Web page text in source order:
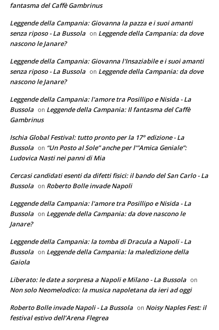
fantasma del Caffè Gambrinus
Leggende della Campania: Giovanna la pazza e i suoi amanti
senza riposo - La Bussola on Leggende della Campania: da dove
nascono le Janare?
Leggende della Campania: Giovanna l'Insaziabile e i suoi amanti
senza riposo - La Bussola on Leggende della Campania: da dove
nascono le Janare?
Leggende della Campania: l'amore tra Posillipo e Nisida - La
Bussola on Leggende della Campania: Il fantasma del Caffè
Gambrinus
Ischia Global Festival: tutto pronto per la 17° edizione - La
Bussola on “Un Posto al Sole” anche per l’”Amica Geniale”:
Ludovica Nasti nei panni di Mia
Cercasi candidati esenti da difetti fisici: il bando del San Carlo - La
Bussola on Roberto Bolle invade Napoli
Leggende della Campania: l'amore tra Posillipo e Nisida - La
Bussola on Leggende della Campania: da dove nascono le
Janare?
Leggende della Campania: la tomba di Dracula a Napoli - La
Bussola on Leggende della Campania: la maledizione della
Gaiola
Liberato: le date a sorpresa a Napoli e Milano - La Bussola on
Non solo Neomelodico: la musica napoletana da ieri ad oggi
Roberto Bolle invade Napoli - La Bussola on Noisy Naples Fest: il
festival estivo dell’Arena Flegrea